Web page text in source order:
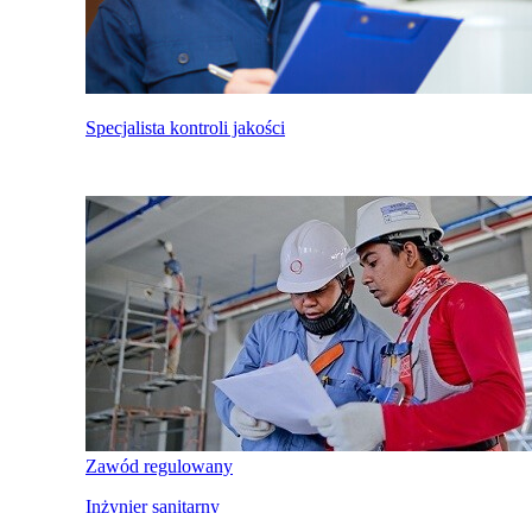
Specjalista kontroli jakości
Zawód regulowany
Inżynier sanitarny